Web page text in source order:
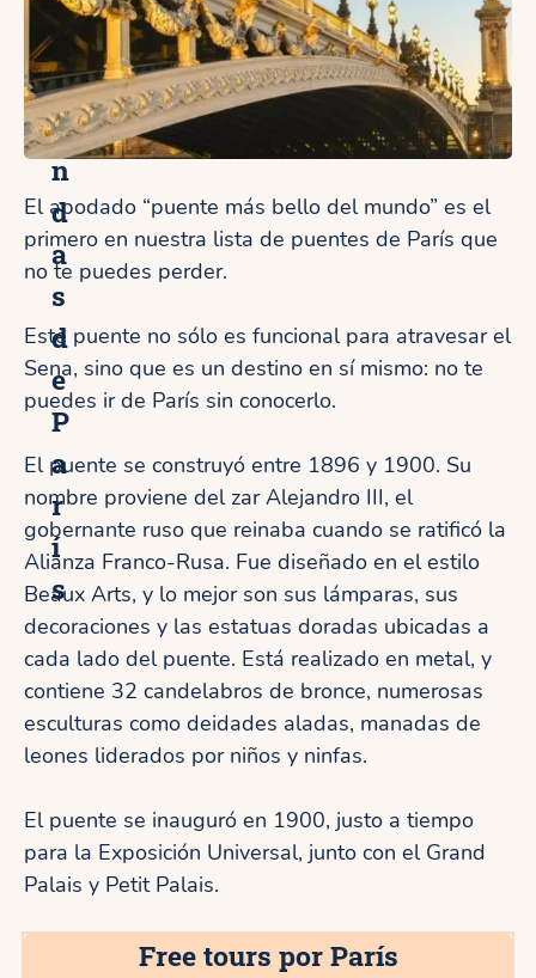
e
y
e
n
d
a
s
d
e
P
a
r
í
s
El apodado “puente más bello del mundo” es el
primero en nuestra lista de puentes de París que
no te puedes perder.
Este puente no sólo es funcional para atravesar el
Sena, sino que es un destino en sí mismo: no te
puedes ir de París sin conocerlo.
El puente se construyó entre 1896 y 1900. Su
nombre proviene del zar Alejandro III, el
gobernante ruso que reinaba cuando se ratificó la
Alianza Franco-Rusa. Fue diseñado en el estilo
Beaux Arts, y lo mejor son sus lámparas, sus
decoraciones y las estatuas doradas ubicadas a
cada lado del puente. Está realizado en metal, y
contiene 32 candelabros de bronce, numerosas
esculturas como deidades aladas, manadas de
leones liderados por niños y ninfas.
El puente se inauguró en 1900, justo a tiempo
para la Exposición Universal, junto con el Grand
Palais y Petit Palais.
Free tours por París